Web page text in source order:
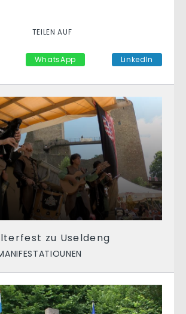
zu Useldeng
TEILEN AUF
WhatsApp LinkedIn